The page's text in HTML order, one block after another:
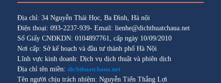
Địa chỉ: 34 Nguyễn Thái Học, Ba Đình, Hà nội
Điện thoại: 093-2237-939- Email: lienhe@dichthuatchaua.net
Số Giấy CNĐKDN: 0104897761, cấp ngày 10/09/2010
Nơi cấp: Sở kế hoạch và đầu tư thành phố Hà Nội
Lĩnh vực kinh doanh: Dịch vụ dịch thuật và phiên dịch
Địa chỉ tên miền: dichthuatchaua.net
Tên người chịu trách nhiệm: Nguyễn Tiến Thắng Lợi